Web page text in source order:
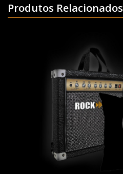
Produtos Relacionados